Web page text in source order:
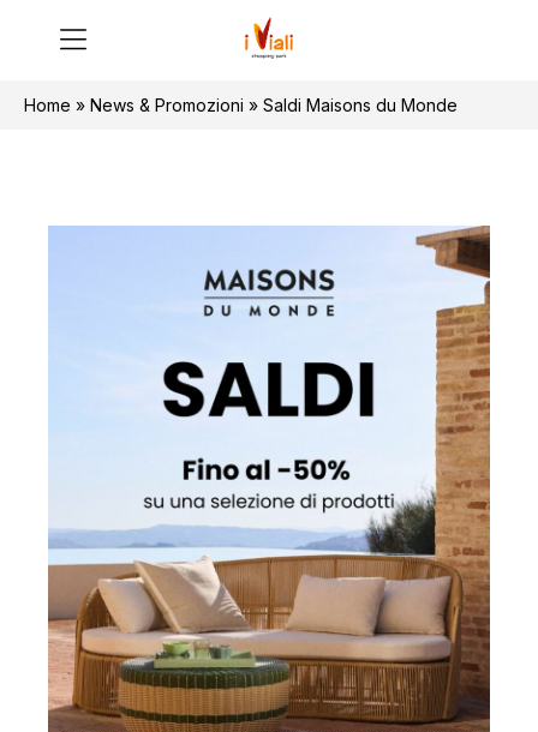
Home » News & Promozioni » Saldi Maisons du Monde